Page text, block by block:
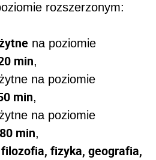
rozszerzonym:
na poziomie
min,
na poziomie
min,
na poziomie
min,
fizyka, geografia,